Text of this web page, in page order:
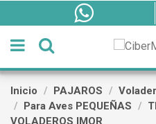
Inicio PAJAROS
Para Aves PEQUEÑAS
VOLADEROS IMOR